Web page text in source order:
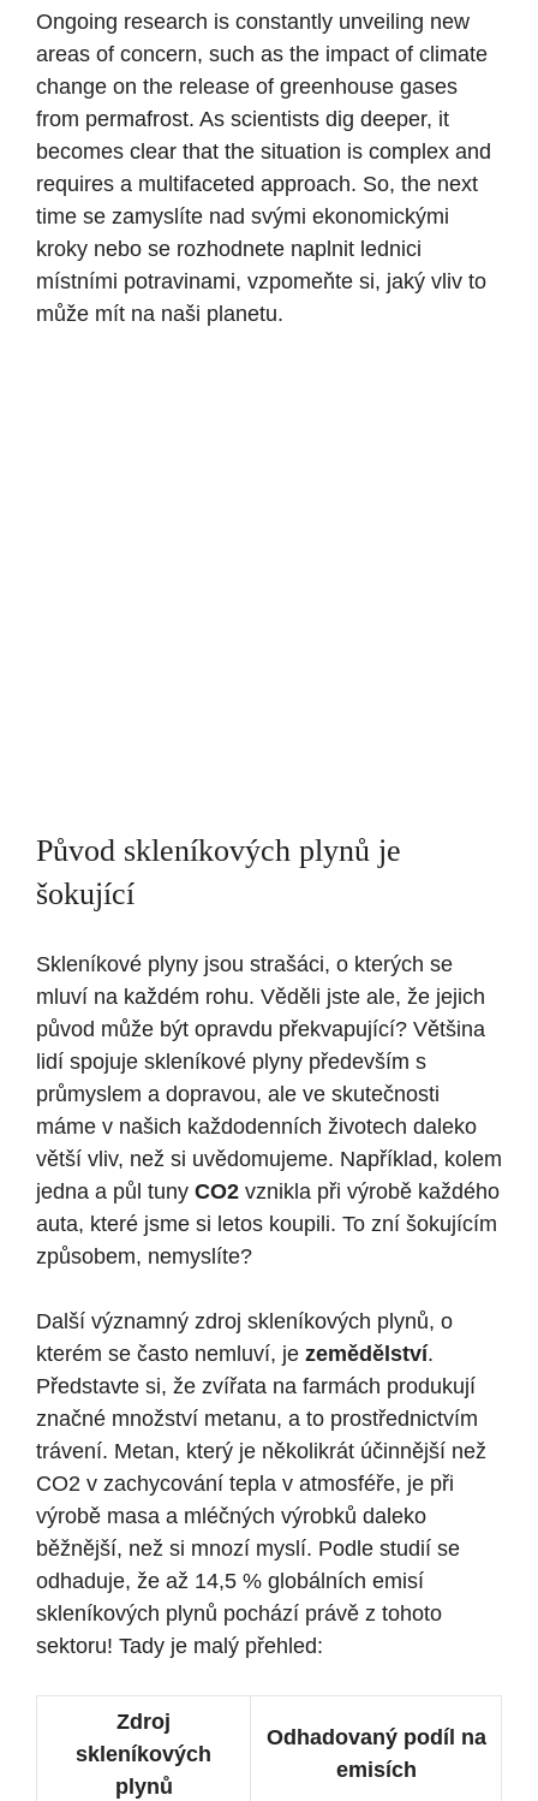
Ongoing research is constantly unveiling new
areas of concern, such as the impact of climate
change on the release of greenhouse gases
from permafrost. As scientists dig deeper, it
becomes clear that the situation is complex and
requires a multifaceted approach. So, the next
time se zamyslíte nad svými ekonomickými
kroky nebo se rozhodnete naplnit lednici
místními potravinami, vzpomeňte si, jaký vliv to
může mít na naši planetu.
Původ skleníkových plynů je
šokující
Skleníkové plyny jsou strašáci, o kterých se
mluví na každém rohu. Věděli jste ale, že jejich
původ může být opravdu překvapující? Většina
lidí spojuje skleníkové plyny především s
průmyslem a dopravou, ale ve skutečnosti
máme v našich každodenních životech daleko
větší vliv, než si uvědomujeme. Například, kolem
jedna a půl tuny CO2 vznikla při výrobě každého
auta, které jsme si letos koupili. To zní šokujícím
způsobem, nemyslíte?
Další významný zdroj skleníkových plynů, o
kterém se často nemluví, je zemědělství.
Představte si, že zvířata na farmách produkují
značné množství metanu, a to prostřednictvím
trávení. Metan, který je několikrát účinnější než
CO2 v zachycování tepla v atmosféře, je při
výrobě masa a mléčných výrobků daleko
běžnější, než si mnozí myslí. Podle studií se
odhaduje, že až 14,5 % globálních emisí
skleníkových plynů pochází právě z tohoto
sektoru! Tady je malý přehled:
Zdroj
skleníkových
plynů
Odhadovaný podíl na
emisích